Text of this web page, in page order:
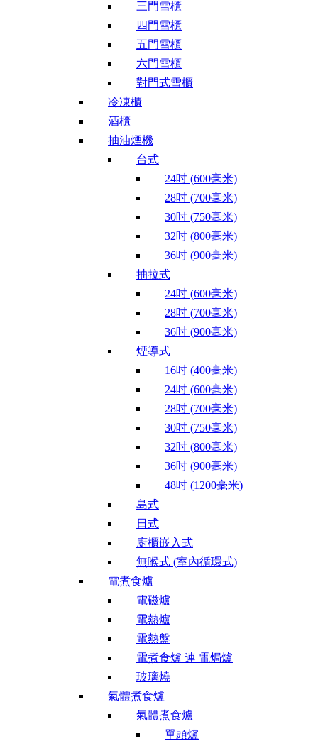
三門雪櫃
四門雪櫃
五門雪櫃
六門雪櫃
對門式雪櫃
冷凍櫃
酒櫃
抽油煙機
台式
24吋 (600毫米)
28吋 (700毫米)
30吋 (750毫米)
32吋 (800毫米)
36吋 (900毫米)
抽拉式
24吋 (600毫米)
28吋 (700毫米)
36吋 (900毫米)
煙導式
16吋 (400毫米)
24吋 (600毫米)
28吋 (700毫米)
30吋 (750毫米)
32吋 (800毫米)
36吋 (900毫米)
48吋 (1200毫米)
島式
日式
廚櫃嵌入式
無喉式 (室內循環式)
電煮食爐
電磁爐
電熱爐
電熱盤
電煮食爐 連 電焗爐
玻璃燒
氣體煮食爐
氣體煮食爐
單頭爐